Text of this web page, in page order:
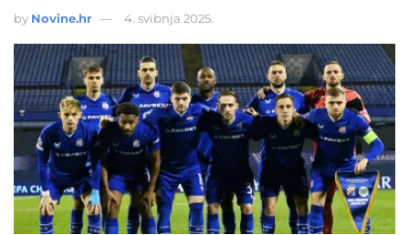
by Novine.hr 4. svibnja 2025.